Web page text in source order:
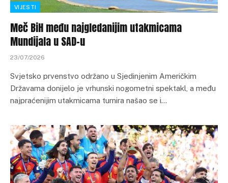
VIJESTI
Meč BiH među najgledanijim utakmicama
Mundijala u SAD-u
23/07/2026
Svjetsko prvenstvo održano u Sjedinjenim Američkim
Državama donijelo je vrhunski nogometni spektakl, a među
najpraćenijim utakmicama turnira našao se i…